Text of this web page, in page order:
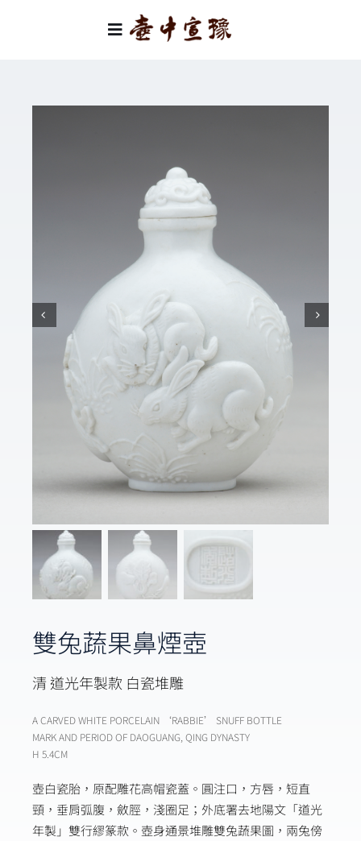
Toggle
關於我們
聯絡我們
雙兔蔬果鼻煙壺
清 道光年製款 白瓷堆雕
A CARVED WHITE PORCELAIN ‘RABBIE’ SNUFF BOTTLE
MARK AND PERIOD OF DAOGUANG, QING DYNASTY
H 5.4CM
壺白瓷胎，原配雕花高帽瓷蓋。圓注口，方唇，短直
頸，垂肩弧腹，斂脛，淺圈足；外底署去地陽文「道光
年製」雙行繆篆款。壺身通景堆雕雙兔蔬果圖，兩兔傍